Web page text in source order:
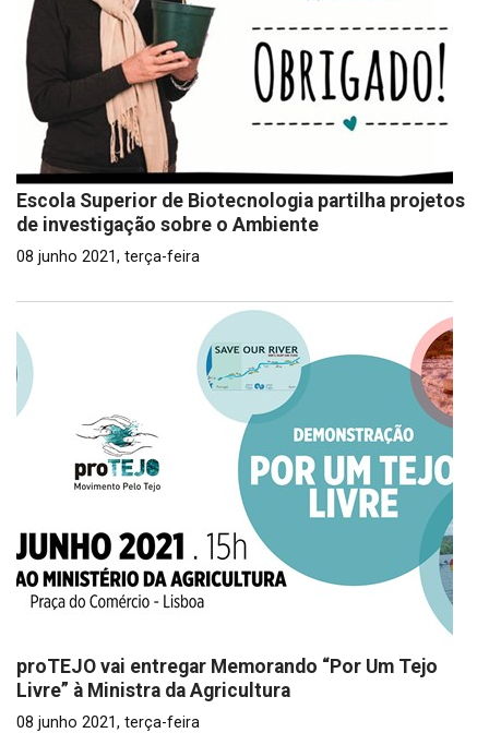
Escola Superior de Biotecnologia partilha projetos
de investigação sobre o Ambiente
08 junho 2021, terça-feira
proTEJO vai entregar Memorando “Por Um Tejo
Livre” à Ministra da Agricultura
08 junho 2021, terça-feira